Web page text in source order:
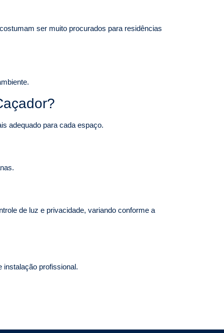
ser muito procurados para residências
adequado para cada espaço.
de luz e privacidade, variando conforme a
instalação profissional.